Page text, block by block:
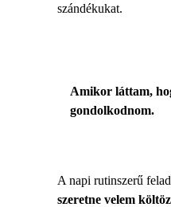
szándékukat.
Amikor láttam,
gondolkodnom.
A napi rutinszerű
szeretne velem